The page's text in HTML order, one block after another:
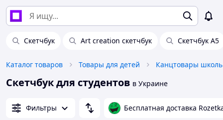
Скетчбук Art creation скетчбук Скетчбук А5
Каталог товаров Товары для детей Канцтовары
Скетчбук для студентов в Украине
Фильтры Бесплатная доставка